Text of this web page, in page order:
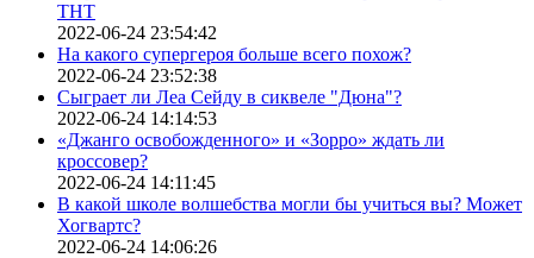
ТНТ
2022-06-24 23:54:42
На какого супергероя больше всего похож?
2022-06-24 23:52:38
Сыграет ли Леа Сейду в сиквеле "Дюна"?
2022-06-24 14:14:53
«Джанго освобожденного» и «Зорро» ждать ли
кроссовер?
2022-06-24 14:11:45
В какой школе волшебства могли бы учиться вы? Может
Хогвартс?
2022-06-24 14:06:26